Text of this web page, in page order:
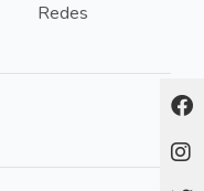
Redes